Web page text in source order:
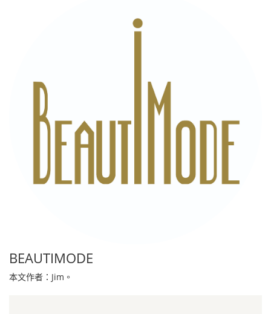
BEAUTIMODE
本文作者：Jim。